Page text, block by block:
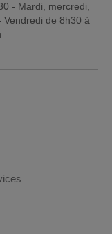
- Mardi, mercredi,
de 8h30 à